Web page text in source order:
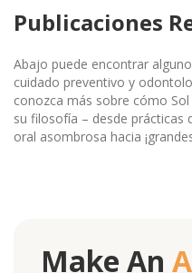
Publicaciones
Abajo puede encontrar
cuidado preventivo y
conozca más sobre cómo
su filosofía – desde prácticas
oral asombrosa hacia
Make An